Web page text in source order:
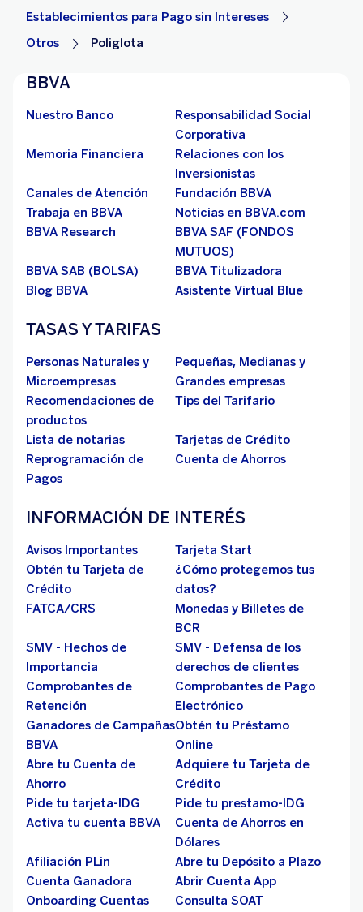
Establecimientos para Pago sin Intereses
Otros
Poliglota
BBVA
Nuestro Banco
Responsabilidad Social
Corporativa
Memoria Financiera
Relaciones con los
Inversionistas
Canales de Atención
Fundación BBVA
Trabaja en BBVA
Noticias en BBVA.com
BBVA Research
BBVA SAF (FONDOS
MUTUOS)
BBVA SAB (BOLSA)
BBVA Titulizadora
Blog BBVA
Asistente Virtual Blue
TASAS Y TARIFAS
Personas Naturales y
Microempresas
Pequeñas, Medianas y
Grandes empresas
Recomendaciones de
productos
Tips del Tarifario
Lista de notarias
Tarjetas de Crédito
Reprogramación de
Pagos
Cuenta de Ahorros
INFORMACIÓN DE INTERÉS
Avisos Importantes
Tarjeta Start
Obtén tu Tarjeta de
Crédito
¿Cómo protegemos tus
datos?
FATCA/CRS
Monedas y Billetes de
BCR
SMV - Hechos de
Importancia
SMV - Defensa de los
derechos de clientes
Comprobantes de
Retención
Comprobantes de Pago
Electrónico
Ganadores de Campañas
BBVA
Obtén tu Préstamo
Online
Abre tu Cuenta de
Ahorro
Adquiere tu Tarjeta de
Crédito
Pide tu tarjeta-IDG
Pide tu prestamo-IDG
Activa tu cuenta BBVA
Cuenta de Ahorros en
Dólares
Afiliación PLin
Abre tu Depósito a Plazo
Cuenta Ganadora
Abrir Cuenta App
Onboarding Cuentas
Consulta SOAT